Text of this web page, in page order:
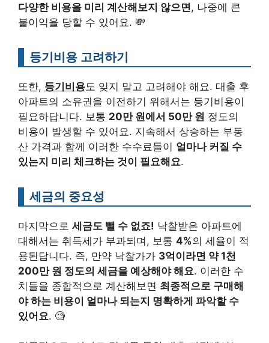
다양한 비용을 미리 계산해보지 않으면, 나중에 큰
불이익을 당할 수 있어요. 💸
등기비용 고려하기
또한, 등기비용도 잊지 말고 고려해야 해요. 대출 후
아파트의 소유권을 이전하기 위해서는 등기비용이
필요하답니다. 보통 20만 원에서 50만 원 정도의
비용이 발생할 수 있어요. 지속해서 상승하는 부동
산 가격과 함께 이러한 수수료들이 얼마나 커질 수
있는지 미리 체크하는 것이 필요해요.
세금의 중요성
마지막으로 세금도 뺄 수 없죠! 낙찰받은 아파트에
대해서는 취득세가 부과되며, 보통 4%의 세율이 적
용된답니다. 즉, 만약 낙찰가가 3억이라면 약 1천
200만 원 정도의 세금을 예상해야 해요. 이러한 수
치들을 종합적으로 계산해보면 최종적으로 구매해
야 하는 비용이 얼마나 되는지 명확하게 파악할 수
있어요. 🧐